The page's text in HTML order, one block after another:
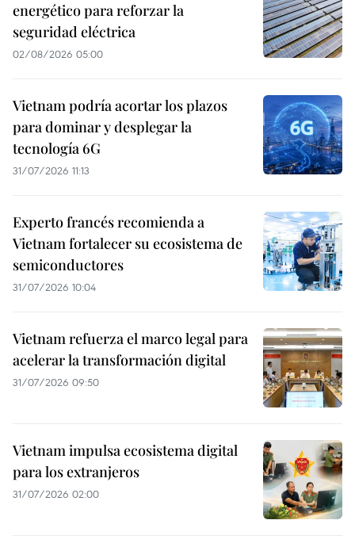
energético para reforzar la
seguridad eléctrica
02/08/2026 05:00
Vietnam podría acortar los plazos
para dominar y desplegar la
tecnología 6G
31/07/2026 11:13
Experto francés recomienda a
Vietnam fortalecer su ecosistema de
semiconductores
31/07/2026 10:04
Vietnam refuerza el marco legal para
acelerar la transformación digital
31/07/2026 09:50
Vietnam impulsa ecosistema digital
para los extranjeros
31/07/2026 02:00